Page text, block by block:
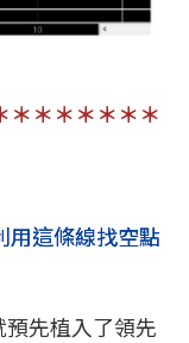
＊＊＊＊＊＊＊
用這條線找空點
先植入了領先